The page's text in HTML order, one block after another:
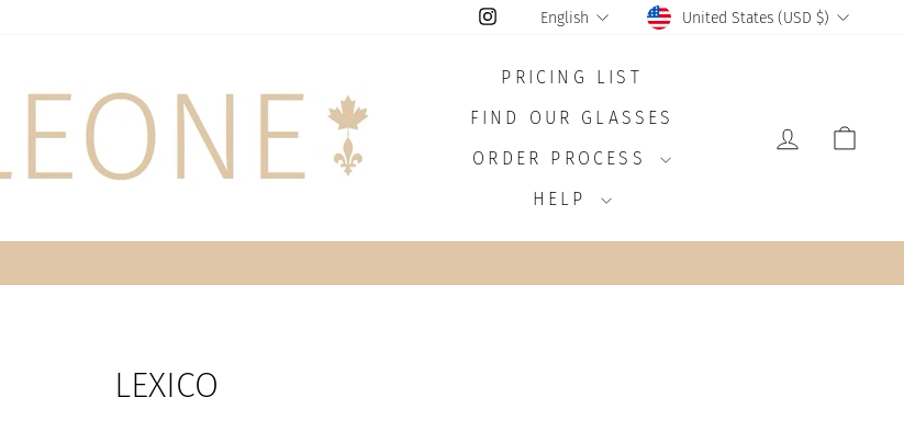
InstagramLANGUAGE
English CURRENCY
United States (USD $)
PRICING LIST
FIND OUR GLASSES
ORDER PROCESS
HELP
LOG IN
Pause
FREE RETURNS
LEXICO